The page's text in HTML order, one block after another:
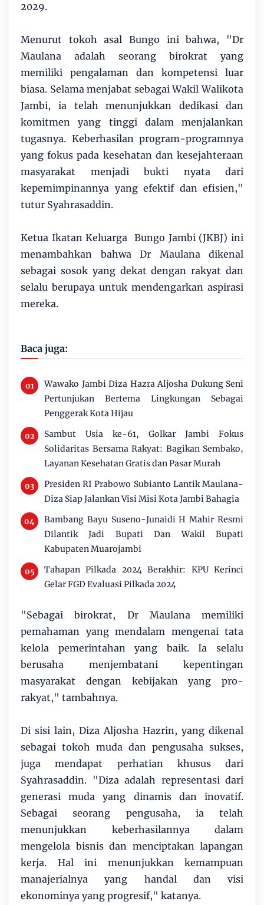
2029.
Menurut tokoh asal Bungo ini bahwa, "Dr
Maulana adalah seorang birokrat yang
memiliki pengalaman dan kompetensi luar
biasa. Selama menjabat sebagai Wakil Walikota
Jambi, ia telah menunjukkan dedikasi dan
komitmen yang tinggi dalam menjalankan
tugasnya. Keberhasilan program-programnya
yang fokus pada kesehatan dan kesejahteraan
masyarakat menjadi bukti nyata dari
kepemimpinannya yang efektif dan efisien,"
tutur Syahrasaddin.
Ketua Ikatan Keluarga Bungo Jambi (JKBJ) ini
menambahkan bahwa Dr Maulana dikenal
sebagai sosok yang dekat dengan rakyat dan
selalu berupaya untuk mendengarkan aspirasi
mereka.
Baca juga:
Wawako Jambi Diza Hazra Aljosha Dukung Seni
Pertunjukan Bertema Lingkungan Sebagai
Penggerak Kota Hijau
Sambut Usia ke-61, Golkar Jambi Fokus
Solidaritas Bersama Rakyat: Bagikan Sembako,
Layanan Kesehatan Gratis dan Pasar Murah
Presiden RI Prabowo Subianto Lantik Maulana-
Diza Siap Jalankan Visi Misi Kota Jambi Bahagia
Bambang Bayu Suseno-Junaidi H Mahir Resmi
Dilantik Jadi Bupati Dan Wakil Bupati
Kabupaten Muarojambi
Tahapan Pilkada 2024 Berakhir: KPU Kerinci
Gelar FGD Evaluasi Pilkada 2024
"Sebagai birokrat, Dr Maulana memiliki
pemahaman yang mendalam mengenai tata
kelola pemerintahan yang baik. Ia selalu
berusaha menjembatani kepentingan
masyarakat dengan kebijakan yang pro-
rakyat," tambahnya.
Di sisi lain, Diza Aljosha Hazrin, yang dikenal
sebagai tokoh muda dan pengusaha sukses,
juga mendapat perhatian khusus dari
Syahrasaddin. "Diza adalah representasi dari
generasi muda yang dinamis dan inovatif.
Sebagai seorang pengusaha, ia telah
menunjukkan keberhasilannya dalam
mengelola bisnis dan menciptakan lapangan
kerja. Hal ini menunjukkan kemampuan
manajerialnya yang handal dan visi
ekonominya yang progresif," katanya.